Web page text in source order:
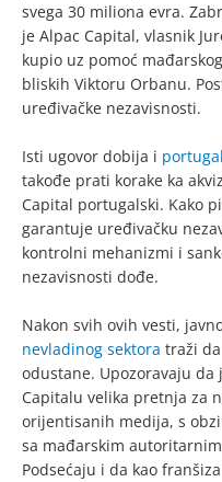
svega 30 miliona evra.
je Alpac Capital, vlasnik
kupio uz pomoć
bliskih Viktoru Orbanu.
uređivačke nezavisnosti.
Isti ugovor dobija i
takođe prati korake ka
Capital portugalski. Kako
garantuje uređivačku
kontrolni mehanizmi i
nezavisnosti dođe.
Nakon svih ovih vesti,
nevladinog sektora traži
odustane. Upozoravaju da
Capitalu velika pretnja za
orijentisanih medija, s
sa mađarskim
Podsećaju i da kao